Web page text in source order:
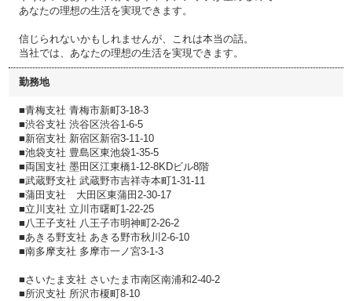
あなたの理想の生活を実現できます。
信じられないかもしれませんが、これは本当の話。
当社では、あなたの理想の生活を実現できます。
勤務地
■青梅支社 青梅市新町3-18-3
■渋谷支社 渋谷区渋谷1-6-5
■新宿支社 新宿区新宿3-11-10
■池袋支社 豊島区東池袋1-35-5
■両国支社 墨田区江東橋1-12-8KDビル8階
■武蔵野支社 武蔵野市吉祥寺本町1-31-11
■蒲田支社 大田区東蒲田2-30-17
■立川支社 立川市曙町1-22-25
■八王子支社 八王子市明神町2-26-2
■あきる野支社 あきる野市秋川2-6-10
■南多摩支社 多摩市一ノ宮3-1-3
■さいたま支社 さいたま市南区南浦和2-40-2
■所沢支社 所沢市榎町8-10